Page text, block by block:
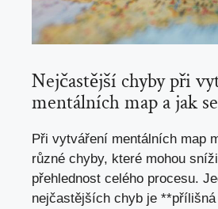
Nejčastější chyby při
mentálních map a jak
Při vytváření mentálních map
různé chyby, které mohou
přehlednost celého procesu.
nejčastějších chyb je